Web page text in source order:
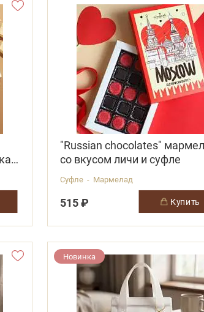
"Russian chocolates"
со вкусом личи и суфле
Суфле - Мармелад
515 ₽ купить
Новинка